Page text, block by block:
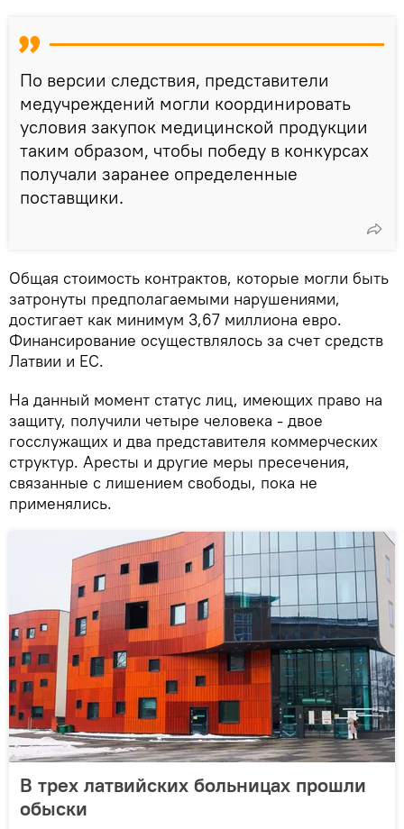
По версии следствия, представители
медучреждений могли координировать
условия закупок медицинской продукции
таким образом, чтобы победу в конкурсах
получали заранее определенные
поставщики.
Общая стоимость контрактов, которые могли быть
затронуты предполагаемыми нарушениями,
достигает как минимум 3,67 миллиона евро.
Финансирование осуществлялось за счет средств
Латвии и ЕС.
На данный момент статус лиц, имеющих право на
защиту, получили четыре человека - двое
госслужащих и два представителя коммерческих
структур. Аресты и другие меры пресечения,
связанные с лишением свободы, пока не
применялись.
В трех латвийских больницах прошли
обыски